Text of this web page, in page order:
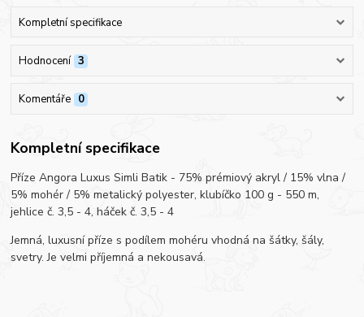
Kompletní specifikace
Hodnocení 3
Komentáře 0
Kompletní specifikace
Příze Angora Luxus Simli Batik - 75% prémiový akryl / 15% vlna /
5% mohér / 5% metalický polyester, klubíčko 100 g - 550 m,
jehlice č. 3,5 - 4, háček č. 3,5 - 4
Jemná, luxusní příze s podílem mohéru vhodná na šátky, šály,
svetry. Je velmi příjemná a nekousavá.